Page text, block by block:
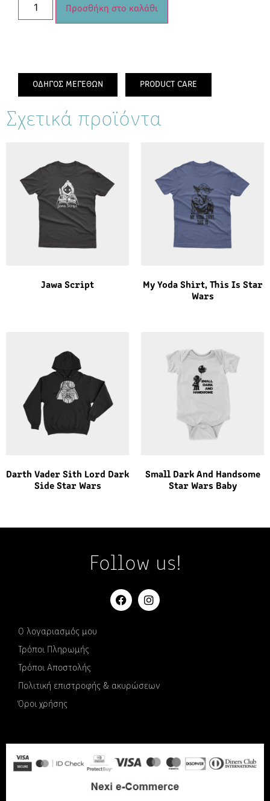
Προσθήκη στο καλάθι
ΟΔΗΓΟΣ ΜΕΓΕΘΩΝ PRODUCT CARE
Σχετικά προϊόντα
Jawa Script
My Yoda Shirt, This Is Star
Wars
Darth Vader Sith Lord Dark
Side Star Wars
Small Dark And Handsome
Star Wars Baby
Follow us!
Ο λογαριασμός μου
Τρόποι Πληρωμής
Τρόποι Αποστολής
Πολιτική επιστροφής & ακυρώσεων
Όροι χρήσης